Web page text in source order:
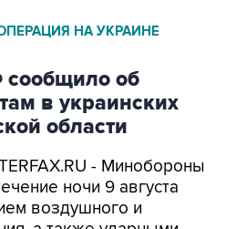
НА УКРАИНЕ
об
в украинских
области
- Минобороны
ночи 9 августа
воздушного и